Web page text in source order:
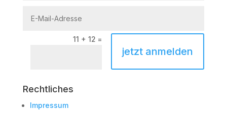
11 + 12 =
jetzt anmelden
Rechtliches
Impressum